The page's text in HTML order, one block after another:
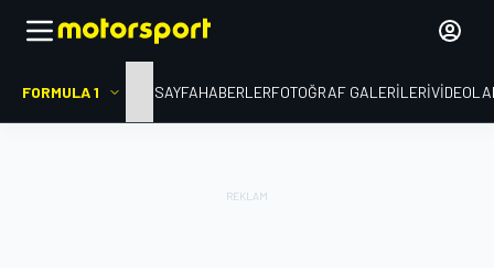
FORMULA 1 ANA SAYFAHABERLERFOTOĞRAF GALERILERI